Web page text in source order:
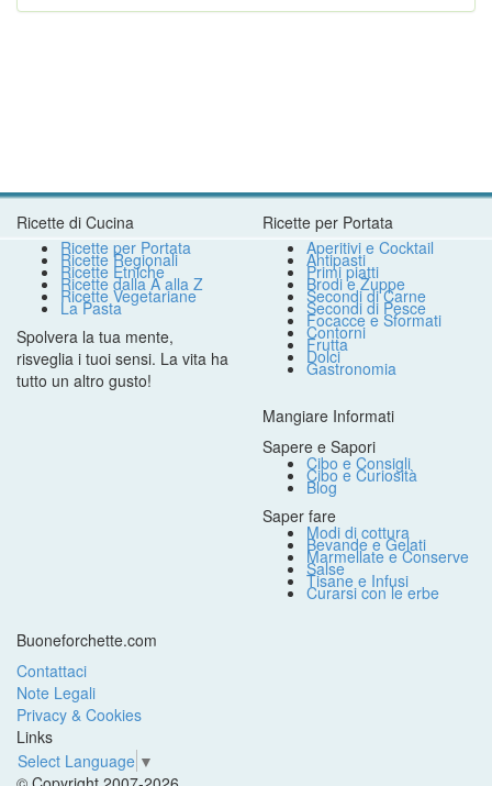
Ricette di Cucina
Ricette per Portata
Ricette Regionali
Ricette Etniche
Ricette dalla A alla Z
Ricette Vegetariane
La Pasta
Spolvera la tua mente,
risveglia i tuoi sensi. La vita ha
tutto un altro gusto!
Ricette per Portata
Aperitivi e Cocktail
Antipasti
Primi piatti
Brodi e Zuppe
Secondi di Carne
Secondi di Pesce
Focacce e Sformati
Contorni
Frutta
Dolci
Gastronomia
Mangiare Informati
Sapere e Sapori
Cibo e Consigli
Cibo e Curiosità
Blog
Saper fare
Modi di cottura
Bevande e Gelati
Marmellate e Conserve
Salse
Tisane e Infusi
Curarsi con le erbe
Buoneforchette.com
Contattaci
Note Legali
Privacy & Cookies
Links
Select Language ▼